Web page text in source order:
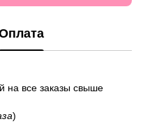
на все заказы свыше
)